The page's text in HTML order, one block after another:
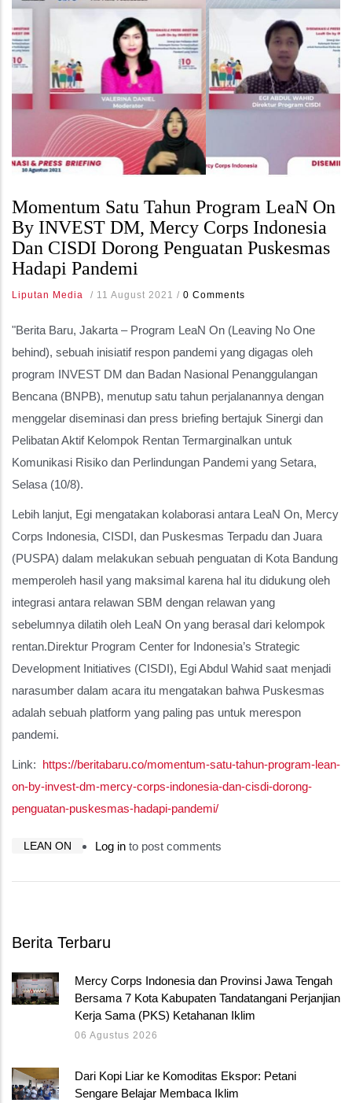
Momentum Satu Tahun Program LeaN On
By INVEST DM, Mercy Corps Indonesia
Dan CISDI Dorong Penguatan Puskesmas
Hadapi Pandemi
Liputan Media / 11 August 2021 / 0 Comments
"Berita Baru, Jakarta – Program LeaN On (Leaving No One
behind), sebuah inisiatif respon pandemi yang digagas oleh
program INVEST DM dan Badan Nasional Penanggulangan
Bencana (BNPB), menutup satu tahun perjalanannya dengan
menggelar diseminasi dan press briefing bertajuk Sinergi dan
Pelibatan Aktif Kelompok Rentan Termarginalkan untuk
Komunikasi Risiko dan Perlindungan Pandemi yang Setara,
Selasa (10/8).
Lebih lanjut, Egi mengatakan kolaborasi antara LeaN On, Mercy
Corps Indonesia, CISDI, dan Puskesmas Terpadu dan Juara
(PUSPA) dalam melakukan sebuah penguatan di Kota Bandung
memperoleh hasil yang maksimal karena hal itu didukung oleh
integrasi antara relawan SBM dengan relawan yang
sebelumnya dilatih oleh LeaN On yang berasal dari kelompok
rentan.Direktur Program Center for Indonesia’s Strategic
Development Initiatives (CISDI), Egi Abdul Wahid saat menjadi
narasumber dalam acara itu mengatakan bahwa Puskesmas
adalah sebuah platform yang paling pas untuk merespon
pandemi.
Link: https://beritabaru.co/momentum-satu-tahun-program-lean-
on-by-invest-dm-mercy-corps-indonesia-dan-cisdi-dorong-
penguatan-puskesmas-hadapi-pandemi/
LEAN ON Log in to post comments
Berita Terbaru
Mercy Corps Indonesia dan Provinsi Jawa Tengah
Bersama 7 Kota Kabupaten Tandatangani Perjanjian
Kerja Sama (PKS) Ketahanan Iklim
06 Agustus 2026
Dari Kopi Liar ke Komoditas Ekspor: Petani
Sengare Belajar Membaca Iklim